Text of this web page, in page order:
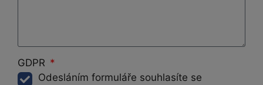
GDPR
Odesláním formuláře souhlasíte se